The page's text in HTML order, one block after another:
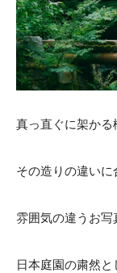
真っ直ぐに架かる
その造りの違いに
雰囲気の違うお写
日本庭園の粛然